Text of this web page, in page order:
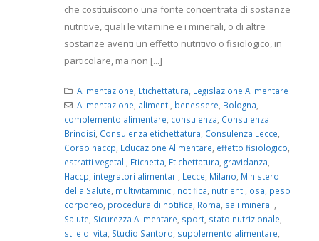
che costituiscono una fonte concentrata di sostanze
nutritive, quali le vitamine e i minerali, o di altre
sostanze aventi un effetto nutritivo o fisiologico, in
particolare, ma non [...]
Alimentazione, Etichettatura, Legislazione Alimentare
Alimentazione, alimenti, benessere, Bologna,
complemento alimentare, consulenza, Consulenza
Brindisi, Consulenza etichettatura, Consulenza Lecce,
Corso haccp, Educazione Alimentare, effetto fisiologico,
estratti vegetali, Etichetta, Etichettatura, gravidanza,
Haccp, integratori alimentari, Lecce, Milano, Ministero
della Salute, multivitaminici, notifica, nutrienti, osa, peso
corporeo, procedura di notifica, Roma, sali minerali,
Salute, Sicurezza Alimentare, sport, stato nutrizionale,
stile di vita, Studio Santoro, supplemento alimentare,